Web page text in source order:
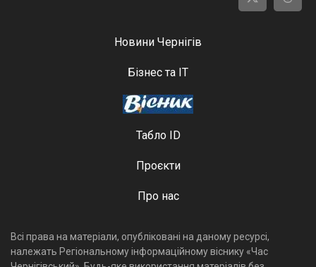
Новини Чернігів
Бізнес та ІТ
Табло ID
Проєкти
Про нас
Всі права на матеріали, опубліковані на даному ресурсі,
належать Регіональному інформаційному віснику «Час